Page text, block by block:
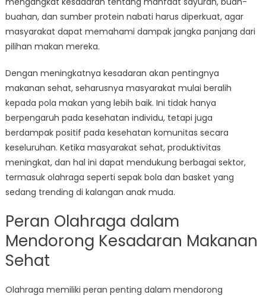
buahan, dan sumber protein nabati harus diperkuat, agar
masyarakat dapat memahami dampak jangka panjang dari
pilihan makan mereka.
Dengan meningkatnya kesadaran akan pentingnya
makanan sehat, seharusnya masyarakat mulai beralih
kepada pola makan yang lebih baik. Ini tidak hanya
berpengaruh pada kesehatan individu, tetapi juga
berdampak positif pada kesehatan komunitas secara
keseluruhan. Ketika masyarakat sehat, produktivitas
meningkat, dan hal ini dapat mendukung berbagai sektor,
termasuk olahraga seperti sepak bola dan basket yang
sedang trending di kalangan anak muda.
Peran Olahraga dalam
Mendorong Kesadaran Makanan
Sehat
Olahraga memiliki peran penting dalam mendorong